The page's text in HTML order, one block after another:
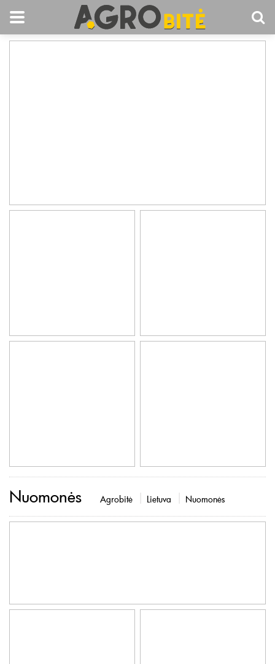
Nuomonės Agrobitė Lietuva Nuomonės